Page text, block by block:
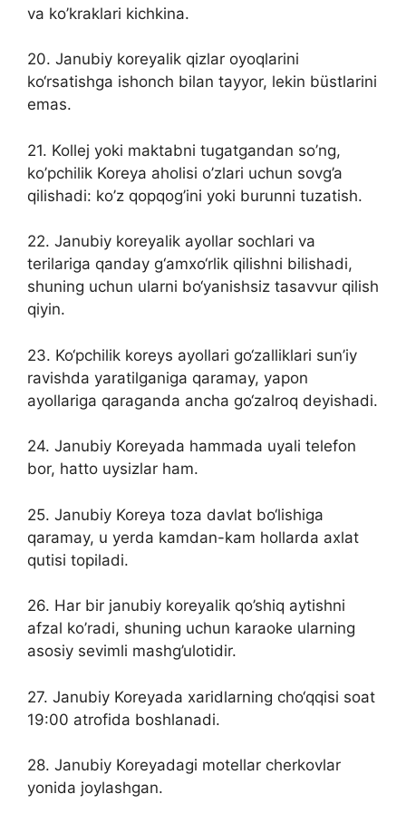
va ko’kraklari kichkina.
20. Janubiy koreyalik qizlar oyoqlarini
ko‘rsatishga ishonch bilan tayyor, lekin büstlarini
emas.
21. Kollej yoki maktabni tugatgandan so’ng,
ko’pchilik Koreya aholisi o’zlari uchun sovg’a
qilishadi: ko’z qopqog’ini yoki burunni tuzatish.
22. Janubiy koreyalik ayollar sochlari va
terilariga qanday g‘amxo‘rlik qilishni bilishadi,
shuning uchun ularni bo‘yanishsiz tasavvur qilish
qiyin.
23. Ko‘pchilik koreys ayollari go‘zalliklari sun’iy
ravishda yaratilganiga qaramay, yapon
ayollariga qaraganda ancha go‘zalroq deyishadi.
24. Janubiy Koreyada hammada uyali telefon
bor, hatto uysizlar ham.
25. Janubiy Koreya toza davlat bo‘lishiga
qaramay, u yerda kamdan-kam hollarda axlat
qutisi topiladi.
26. Har bir janubiy koreyalik qo’shiq aytishni
afzal ko’radi, shuning uchun karaoke ularning
asosiy sevimli mashg’ulotidir.
27. Janubiy Koreyada xaridlarning cho‘qqisi soat
19:00 atrofida boshlanadi.
28. Janubiy Koreyadagi motellar cherkovlar
yonida joylashgan.